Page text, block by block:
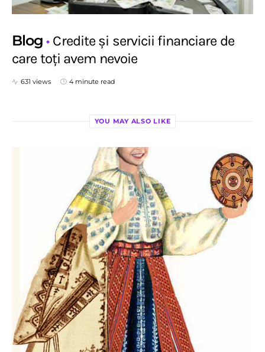
Blog
Credite și servicii financiare de
care toți avem nevoie
631 views 4 minute read
YOU MAY ALSO LIKE